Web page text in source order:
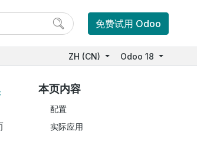
免费试用 Odoo
ZH (CN) Odoo 18
本页内容
配置
实际应用